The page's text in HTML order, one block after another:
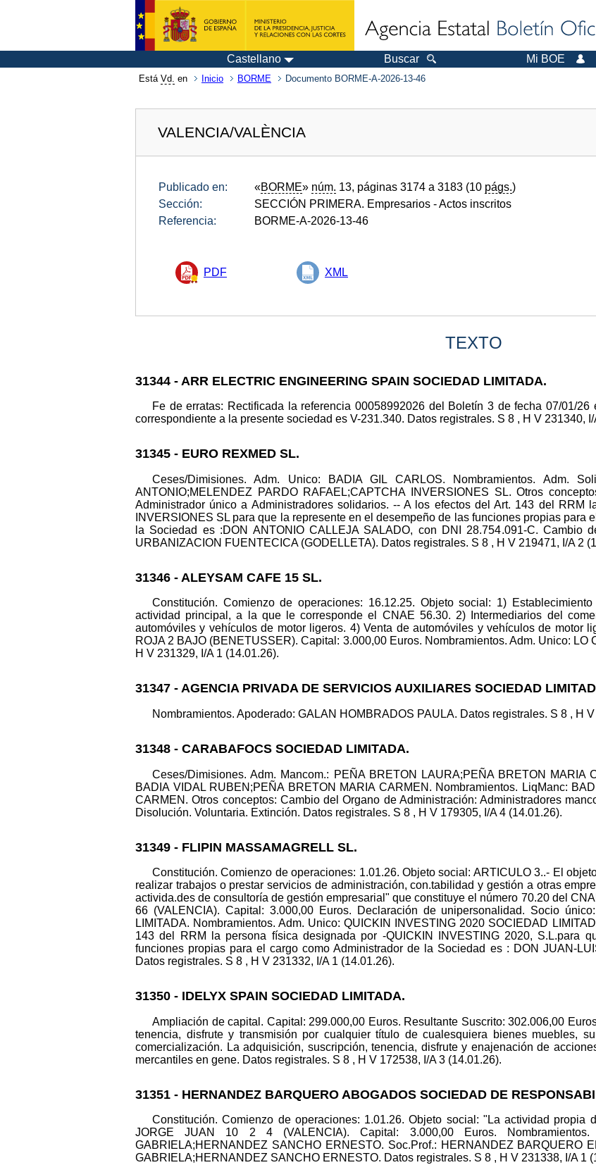
Castellano Buscar Mi BOE
Está Vd. en Inicio BORME Documento BORME-A-2026-13-46
VALENCIA/VALÈNCIA
Publicado en: «BORME» núm. 13, páginas 3174 a 3183 (10 págs.)
Sección:
SECCIÓN PRIMERA. Empresarios - Actos inscritos
Referencia:
BORME-A-2026-13-46
PDF XML
TEXTO
31344 - ARR ELECTRIC ENGINEERING SPAIN SOCIEDAD LIMITADA.
Fe de erratas: Rectificada la referencia 00058992026 del Boletín 3 de fecha 07/01/
correspondiente a la presente sociedad es V-231.340. Datos registrales. S 8 , H V 231340, I/
31345 - EURO REXMED SL.
Ceses/Dimisiones. Adm. Unico: BADIA GIL CARLOS. Nombramientos. Adm.
ANTONIO;MELENDEZ PARDO RAFAEL;CAPTCHA INVERSIONES SL. Otros
Administrador único a Administradores solidarios. -- A los efectos del Art. 143 del RRM
INVERSIONES SL para que la represente en el desempeño de las funciones propias para
la Sociedad es :DON ANTONIO CALLEJA SALADO, con DNI 28.754.091-C. Cambio
URBANIZACION FUENTECICA (GODELLETA). Datos registrales. S 8 , H V 219471, I/A 2
31346 - ALEYSAM CAFE 15 SL.
Constitución. Comienzo de operaciones: 16.12.25. Objeto social: 1)
actividad principal, a la que le corresponde el CNAE 56.30. 2) Intermediarios del
automóviles y vehículos de motor ligeros. 4) Venta de automóviles y vehículos de motor
ROJA 2 BAJO (BENETUSSER). Capital: 3.000,00 Euros. Nombramientos. Adm. Unico: LO
H V 231329, I/A 1 (14.01.26).
31347 - AGENCIA PRIVADA DE SERVICIOS AUXILIARES SOCIEDAD
Nombramientos. Apoderado: GALAN HOMBRADOS PAULA. Datos registrales. S 8 , H
31348 - CARABAFOCS SOCIEDAD LIMITADA.
Ceses/Dimisiones. Adm. Mancom.: PEÑA BRETON LAURA;PEÑA BRETON MARIA
BADIA VIDAL RUBEN;PEÑA BRETON MARIA CARMEN. Nombramientos. LiqManc:
CARMEN. Otros conceptos: Cambio del Organo de Administración: Administradores
Disolución. Voluntaria. Extinción. Datos registrales. S 8 , H V 179305, I/A 4 (14.01.26).
31349 - FLIPIN MASSAMAGRELL SL.
Constitución. Comienzo de operaciones: 1.01.26. Objeto social: ARTICULO 3..- El
realizar trabajos o prestar servicios de administración, con.tabilidad y gestión a otras
activida.des de consultoría de gestión empresarial" que constituye el número 70.20 del
66 (VALENCIA). Capital: 3.000,00 Euros. Declaración de unipersonalidad. Socio
LIMITADA. Nombramientos. Adm. Unico: QUICKIN INVESTING 2020 SOCIEDAD
143 del RRM la persona física designada por -QUICKIN INVESTING 2020, S.L.para
funciones propias para el cargo como Administrador de la Sociedad es : DON JUAN-
Datos registrales. S 8 , H V 231332, I/A 1 (14.01.26).
31350 - IDELYX SPAIN SOCIEDAD LIMITADA.
Ampliación de capital. Capital: 299.000,00 Euros. Resultante Suscrito: 302.006,00
tenencia, disfrute y transmisión por cualquier título de cualesquiera bienes muebles,
comercialización. La adquisición, suscripción, tenencia, disfrute y enajenación de
mercantiles en gene. Datos registrales. S 8 , H V 172538, I/A 3 (14.01.26).
31351 - HERNANDEZ BARQUERO ABOGADOS SOCIEDAD DE
Constitución. Comienzo de operaciones: 1.01.26. Objeto social: "La actividad
JORGE JUAN 10 2 4 (VALENCIA). Capital: 3.000,00 Euros.
GABRIELA;HERNANDEZ SANCHO ERNESTO. Soc.Prof.: HERNANDEZ BARQUERO
GABRIELA;HERNANDEZ SANCHO ERNESTO. Datos registrales. S 8 , H V 231338, I/A 1